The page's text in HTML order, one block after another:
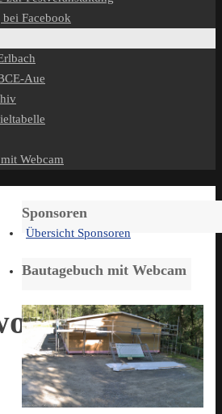
Facebook
Aue
Webcam
Sponsoren
Übersicht Sponsoren
Bautagebuch mit Webcam